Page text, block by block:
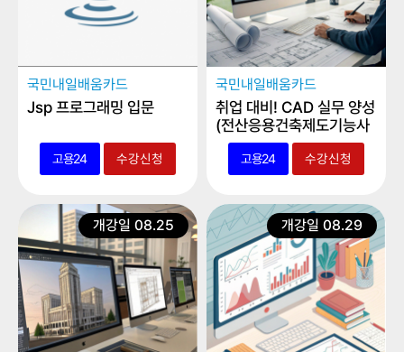
국민내일배움카드
Jsp 프로그래밍 입문
고용24 수강신청
국민내일배움카드
취업 대비! CAD 실무 양성
(전산응용건축제도기능사
실기)
고용24 수강신청
개강일 08.25 개강일 08.29